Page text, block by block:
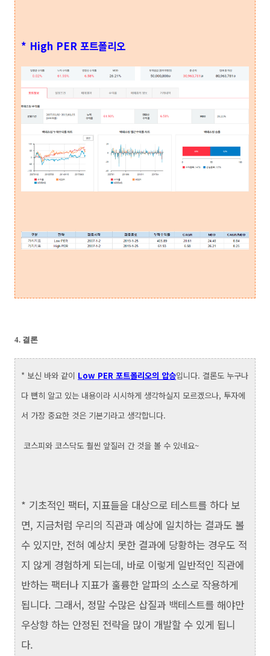
* High PER 포트폴리오
4. 결론
* 보신 바와 같이 Low PER 포트폴리오의 압승입니다. 결론도 누구나
다 뻔히 알고 있는 내용이라 시시하게 생각하실지 모르겠으나, 투자에
서 가장 중요한 것은 기본기라고 생각합니다.
코스피와 코스닥도 훨씬 앞질러 간 것을 볼 수 있네요~
* 기초적인 팩터, 지표들을 대상으로 테스트를 하다 보
면, 지금처럼 우리의 직관과 예상에 일치하는 결과도 볼
수 있지만, 전혀 예상치 못한 결과에 당황하는 경우도 적
지 않게 경험하게 되는데, 바로 이렇게 일반적인 직관에
반하는 팩터나 지표가 훌륭한 알파의 소스로 작용하게
됩니다. 그래서, 정말 수많은 삽질과 백테스트를 해야만
우상향 하는 안정된 전략을 많이 개발할 수 있게 됩니
다.